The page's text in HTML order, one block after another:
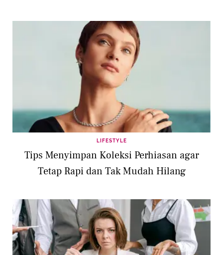
LIFESTYLE
Tips Menyimpan Koleksi Perhiasan agar
Tetap Rapi dan Tak Mudah Hilang